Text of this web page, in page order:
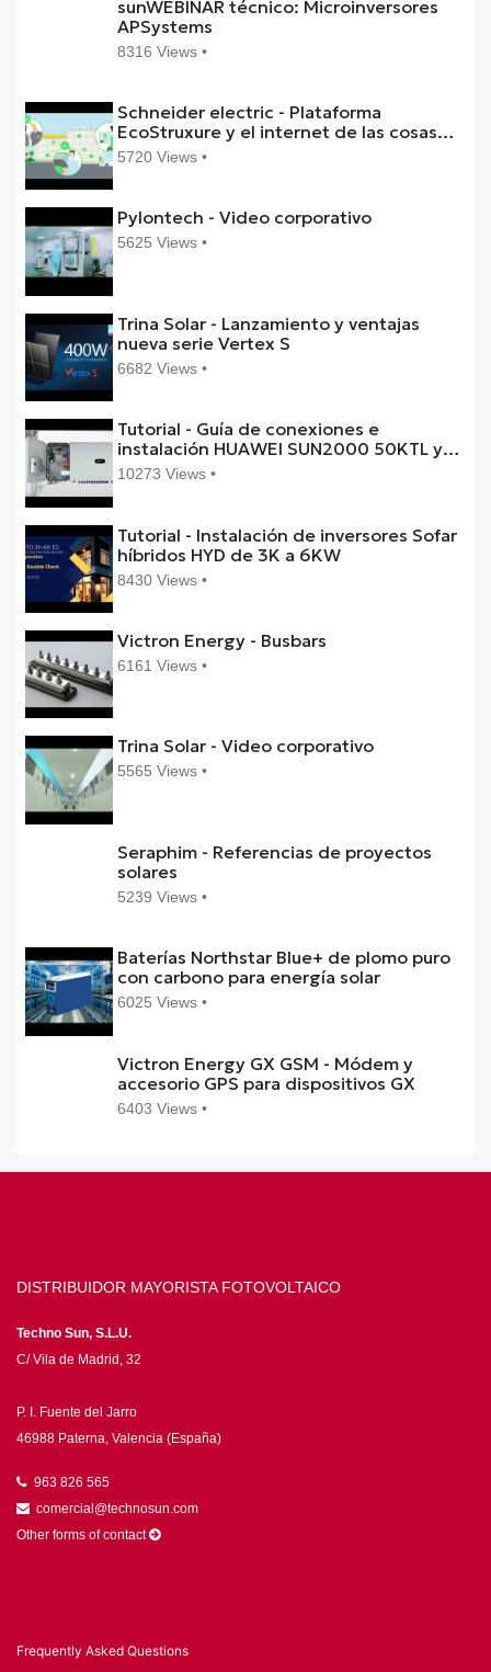
sunWEBINAR técnico: Microinversores
APSystems
8316 Views •
Schneider electric - Plataforma
EcoStruxure y el internet de las cosas
(IoT)
5720 Views •
Pylontech - Video corporativo
5625 Views •
Trina Solar - Lanzamiento y ventajas
nueva serie Vertex S
6682 Views •
Tutorial - Guía de conexiones e
instalación HUAWEI SUN2000 50KTL y
60KTL (inglés)
10273 Views •
Tutorial - Instalación de inversores Sofar
híbridos HYD de 3K a 6KW
8430 Views •
Victron Energy - Busbars
6161 Views •
Trina Solar - Video corporativo
5565 Views •
Seraphim - Referencias de proyectos
solares
5239 Views •
Baterías Northstar Blue+ de plomo puro
con carbono para energía solar
6025 Views •
Victron Energy GX GSM - Módem y
accesorio GPS para dispositivos GX
6403 Views •
DISTRIBUIDOR MAYORISTA FOTOVOLTAICO
Techno Sun, S.L.U.
C/ Vila de Madrid, 32
P. I. Fuente del Jarro
46988 Paterna, Valencia (España)
963 826 565
comercial@technosun.com
Other forms of contact
Frequently Asked Questions